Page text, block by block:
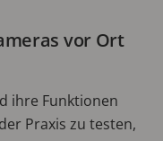
vor Ort
ihre Funktionen
Praxis zu testen,